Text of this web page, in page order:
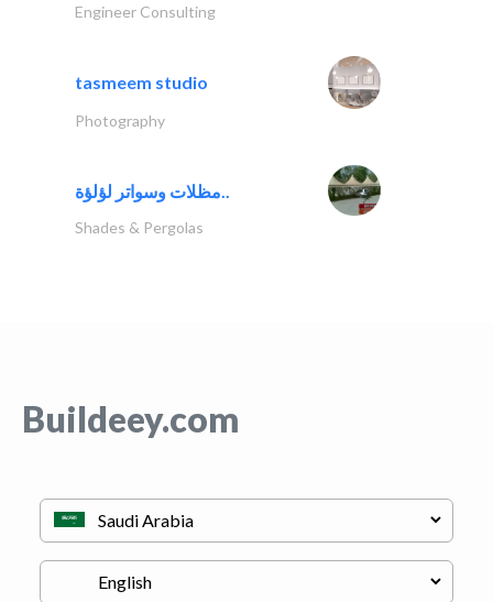
Engineer Consulting
tasmeem studio
Photography
Shades & Pergolas
Buildeey.com